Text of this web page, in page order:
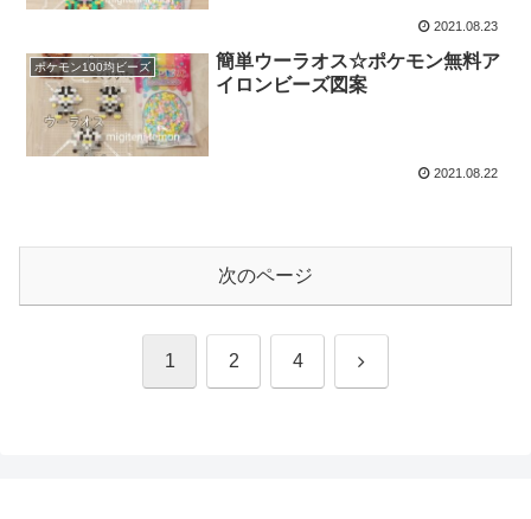
2021.08.23
ポケモン100均ビーズ
簡単ウーラオス☆ポケモン無料ア
イロンビーズ図案
2021.08.22
次のページ
1 2 4 次